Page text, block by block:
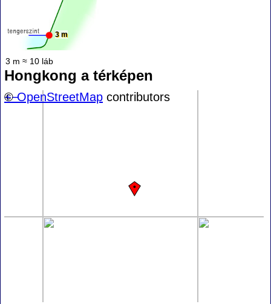
3 m
3 m ≈ 10 láb
Hongkong a térképen
+−
©OpenStreetMap contributors